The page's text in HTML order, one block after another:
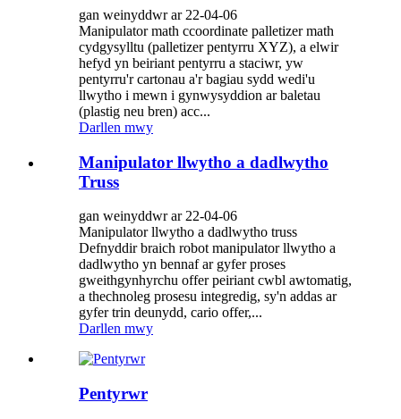
gan weinyddwr ar 22-04-06
Manipulator math ccoordinate palletizer math
cydgysylltu (palletizer pentyrru XYZ), a elwir
hefyd yn beiriant pentyrru a staciwr, yw
pentyrru'r cartonau a'r bagiau sydd wedi'u
llwytho i mewn i gynwysyddion ar baletau
(plastig neu bren) acc...
Darllen mwy
Manipulator llwytho a dadlwytho
Truss
gan weinyddwr ar 22-04-06
Manipulator llwytho a dadlwytho truss
Defnyddir braich robot manipulator llwytho a
dadlwytho yn bennaf ar gyfer proses
gweithgynhyrchu offer peiriant cwbl awtomatig,
a thechnoleg prosesu integredig, sy'n addas ar
gyfer trin deunydd, cario offer,...
Darllen mwy
Pentyrwr